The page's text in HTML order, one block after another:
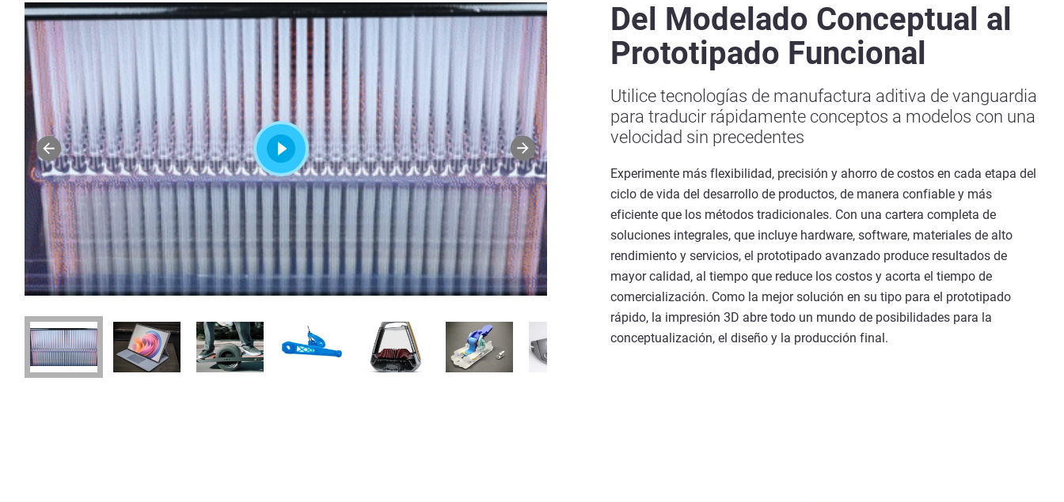
Del Modelado Conceptual al
Prototipado Funcional
Utilice tecnologías de manufactura aditiva de vanguardia
para traducir rápidamente conceptos a modelos con una
velocidad sin precedentes
Experimente más flexibilidad, precisión y ahorro de costos en cada etapa del
ciclo de vida del desarrollo de productos, de manera confiable y más
eficiente que los métodos tradicionales. Con una cartera completa de
soluciones integrales, que incluye hardware, software, materiales de alto
rendimiento y servicios, el prototipado avanzado produce resultados de
mayor calidad, al tiempo que reduce los costos y acorta el tiempo de
comercialización. Como la mejor solución en su tipo para el prototipado
rápido, la impresión 3D abre todo un mundo de posibilidades para la
conceptualización, el diseño y la producción final.